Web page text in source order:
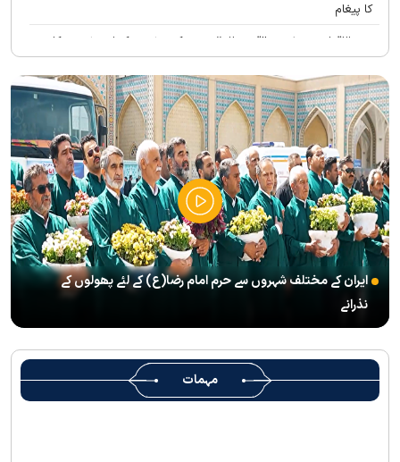
کا پیغام
بین الاقوامی سطح پر ’’قومو للہ‘‘ نعرے کی تشریح کے لئے نشست کا
انعقاد
’’قائد الامۃ‘‘ کے عنوان سے لائیو ٹی وی پروگرام
رہبرشہید کے سوگواروں کے لئے کرامت رضوی فاؤنڈیشن کی جانب سے
پذیرائي کا وسیع انتظام
(( آقای شہید ایران )) نامی چار جلدوں پر مشتمل کتاب منظرعام پر
آگئی
شہید رہبر(رح) ایک قرآنی نابغہ اور قرآنی احکامات پرعمل کرنے والی
شخصیت تھے؛ استاد پناہی
رہبرشہید کے وداع کے ا یام میں حرم مطہر رضوی بند نہيں ہوگا
رہبرشہید ( رحمت اللہ علیہ ) کی یاد میں رضوی کتابخانہ اور میوزیمز
میں تعزیتی جلسوں اور خصوصی پروگراموں کا انعقاد
روضہ منورہ امام رضا(ع) کے خدام ، سوگوار زائرین کو کھانے اور رہائش
کی خدمات فراہم کرنے کے لئے تیار ہیں
ایران کے مختلف شہروں سے حرم امام رضا(ع) کے لئے پھولوں کے
نذرانے
مہمات